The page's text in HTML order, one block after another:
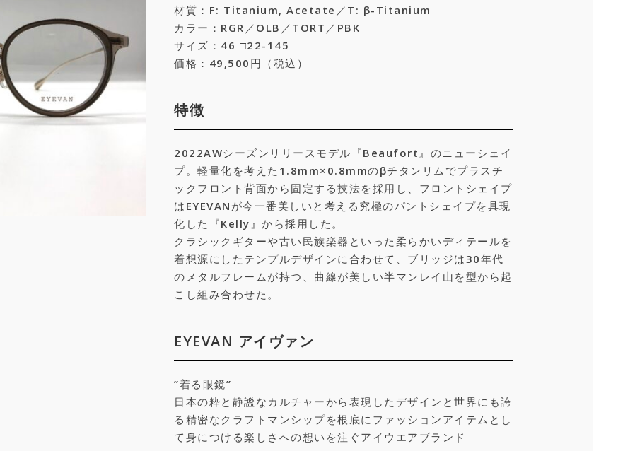
材質：F: Titanium, Acetate／T: β-Titanium
カラー：RGR／OLB／TORT／PBK
サイズ：46 □22-145
価格：49,500円（税込）
特徴
2022AWシーズンリリースモデル『Beaufort』のニューシェイ
プ。軽量化を考えた1.8mm×0.8mmのβチタンリムでプラスチ
ックフロント背面から固定する技法を採用し、フロントシェイプ
はEYEVANが今一番美しいと考える究極のパントシェイプを具現
化した『Kelly』から採用した。
クラシックギターや古い民族楽器といった柔らかいディテールを
着想源にしたテンプルデザインに合わせて、ブリッジは30年代
のメタルフレームが持つ、曲線が美しい半マンレイ山を型から起
こし組み合わせた。
EYEVAN アイヴァン
”着る眼鏡”
日本の粋と静謐なカルチャーから表現したデザインと世界にも誇
る精密なクラフトマンシップを根底にファッションアイテムとし
て身につける楽しさへの想いを注ぐアイウエアブランド